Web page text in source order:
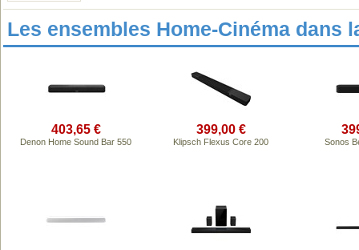
Les ensembles Home-Cinéma dans
403,65 €
Denon Home Sound Bar 550
399,00 €
Klipsch Flexus Core 200 Sonos